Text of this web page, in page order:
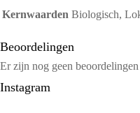
Kernwaarden Biologisch,
Beoordelingen
Er zijn nog geen beoordelingen
Instagram